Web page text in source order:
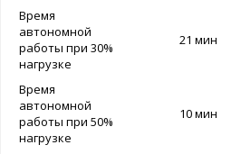
Время
автономной
работы при 30%
нагрузке
21 мин
Время
автономной
работы при 50%
нагрузке
10 мин